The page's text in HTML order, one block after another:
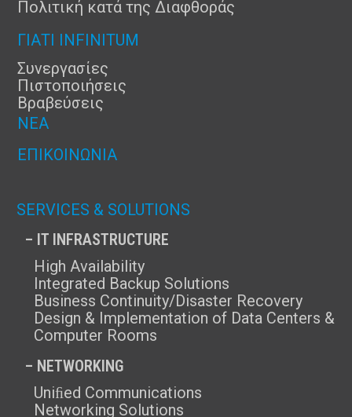
Πολιτική κατά της Διαφθοράς
ΓΙΑΤΊ INFINITUM
Συνεργασίες
Πιστοποιήσεις
Βραβεύσεις
ΝΈΑ
ΕΠΙΚΟΙΝΩΝΊΑ
SERVICES & SOLUTIONS
– IT INFRASTRUCTURE
High Availability
Integrated Backup Solutions
Business Continuity/Disaster Recovery
Design & Implementation of Data Centers &
Computer Rooms
– NETWORKING
Uniﬁed Communications
Networking Solutions